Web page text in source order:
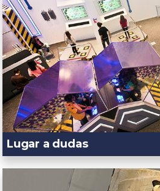
Lugar a dudas